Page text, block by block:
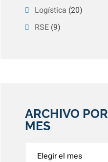
Logística (20)
RSE(9)
ARCHIVO POR
MES